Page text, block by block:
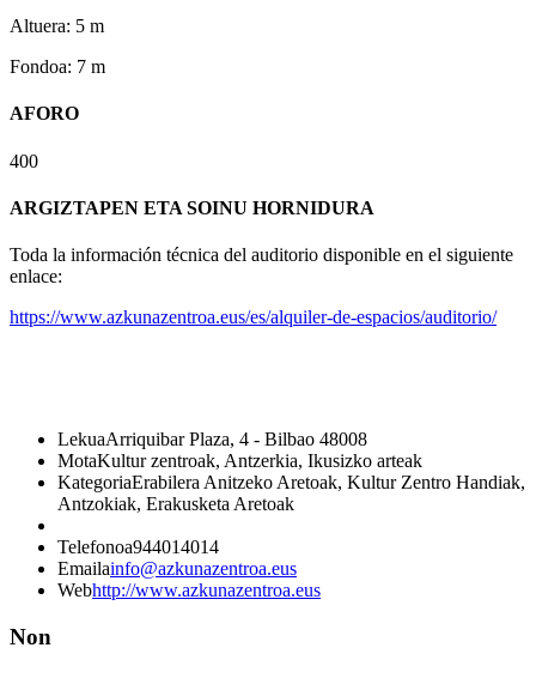
Altuera: 5 m
Fondoa: 7 m
AFORO
400
ARGIZTAPEN ETA SOINU HORNIDURA
Toda la información técnica del auditorio disponible en el siguiente
enlace:
https://www.azkunazentroa.eus/es/alquiler-de-espacios/auditorio/
LekuaArriquibar Plaza, 4 - Bilbao 48008
MotaKultur zentroak, Antzerkia, Ikusizko arteak
KategoriaErabilera Anitzeko Aretoak, Kultur Zentro Handiak,
Antzokiak, Erakusketa Aretoak
Telefonoa944014014
Emailainfo@azkunazentroa.eus
Webhttp://www.azkunazentroa.eus
Non